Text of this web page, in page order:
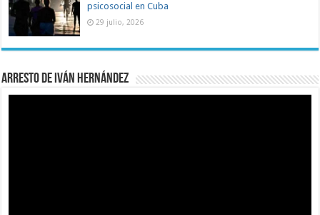
psicosocial en Cuba
29 julio, 2026
Arresto de Iván Hernández